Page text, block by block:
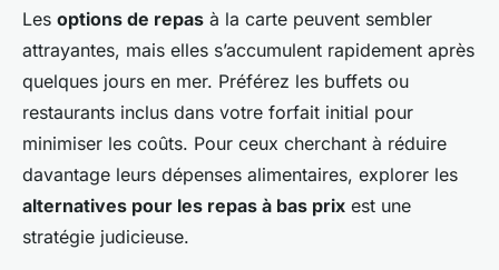
Les options de repas à la carte peuvent sembler
attrayantes, mais elles s’accumulent rapidement après
quelques jours en mer. Préférez les buffets ou
restaurants inclus dans votre forfait initial pour
minimiser les coûts. Pour ceux cherchant à réduire
davantage leurs dépenses alimentaires, explorer les
alternatives pour les repas à bas prix est une
stratégie judicieuse.